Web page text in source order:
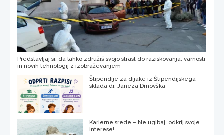
Predstavljaj si, da lahko združiš svojo strast do raziskovanja, varnosti
in novih tehnologij z izobraževanjem
Štipendije za dijake iz Štipendijskega
sklada dr. Janeza Drnovška
Karierne srede – Ne ugibaj, odkrij svoje
interese!